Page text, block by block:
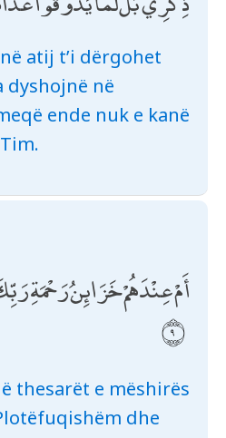
atij t’i dërgohet
dyshojnë në
ende nuk e kanë
أَمْ عِنْدَهُمْ خَزَائِنُ رَحْمَةِ
thesarët e mëshirës
dhe